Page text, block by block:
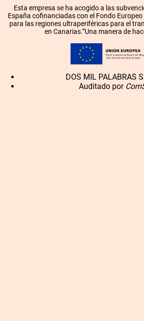
Esta empresa se ha acogido a las
España cofinanciadas con el Fondo Europeo
para las regiones ultraperiféricas para el
en Canarias.”Una manera de
DOS MIL PALABRAS
Auditado por